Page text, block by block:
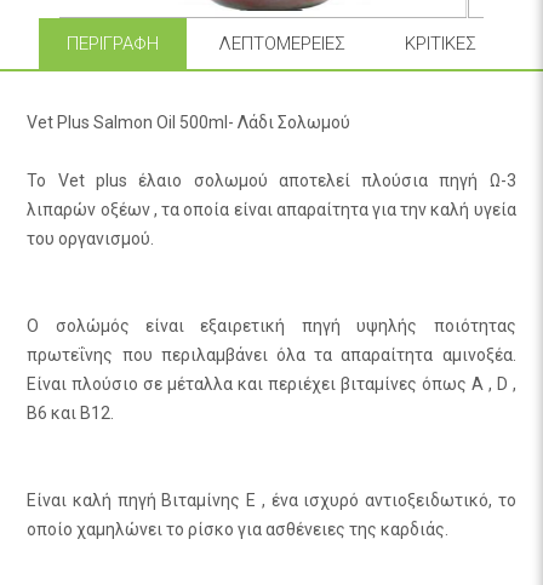
ΠΕΡΙΓΡΑΦΉ ΛΕΠΤΟΜΈΡΕΙΕΣ ΚΡΙΤΙΚΈΣ
Vet Plus Salmon Oil 500ml- Λάδι Σολωμού
Το Vet plus έλαιο σολωμού αποτελεί πλούσια πηγή Ω-3
λιπαρών οξέων , τα οποία είναι απαραίτητα για την καλή υγεία
του οργανισμού.
Ο σολώμός είναι εξαιρετική πηγή υψηλής ποιότητας
πρωτεΐνης που περιλαμβάνει όλα τα απαραίτητα αμινοξέα.
Είναι πλούσιο σε μέταλλα και περιέχει βιταμίνες όπως Α , D ,
B6 και Β12.
Είναι καλή πηγή Βιταμίνης Ε , ένα ισχυρό αντιοξειδωτικό, το
οποίο χαμηλώνει το ρίσκο για ασθένειες της καρδιάς.